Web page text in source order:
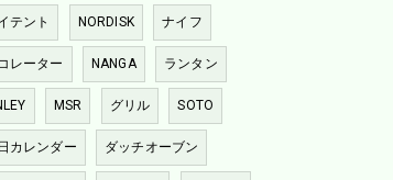
テント NORDISK ナイフ
レーター NANGA ランタン
MSR グリル SOTO
カレンダー ダッチオーブン